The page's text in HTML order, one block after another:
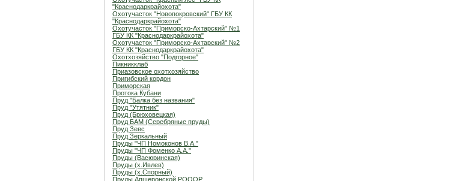
"Краснодаркрайохота"
Охотучасток "Новопокровский" ГБУ КК
"Краснодаркрайохота"
Охотучасток "Приморско-Ахтарский" №1
ГБУ КК "Краснодаркрайохота"
Охотучасток "Приморско-Ахтарский" №2
ГБУ КК "Краснодаркрайохота"
Охотхозяйство "Подгорное"
Пикникклаб
Приазовское охотхозяйство
Пригибский кордон
Приморская
Протока Кубани
Пруд "Балка без названия"
Пруд "Утятник"
Пруд (Брюховецкая)
Пруд БАМ (Серебряные пруды)
Пруд Зевс
Пруд Зеркальный
Пруды "ЧП Номоконов В.А."
Пруды "ЧП Фоменко А.А."
Пруды (Васюринская)
Пруды (х.Ивлев)
Пруды (х.Спорный)
Пруды Апшеронской РОООР